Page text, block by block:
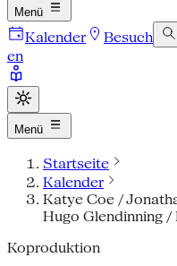
Menü
Kalender Besuch
en
Menü
Startseite
Kalender
Katye Coe /
Hugo Glendinning /
Koproduktion